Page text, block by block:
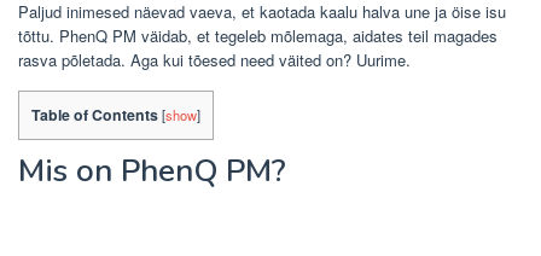
Paljud inimesed näevad vaeva, et kaotada kaalu halva une ja öise isu
tõttu. PhenQ PM väidab, et tegeleb mõlemaga, aidates teil magades
rasva põletada. Aga kui tõesed need väited on? Uurime.
Table of Contents[show]
Mis on PhenQ PM?